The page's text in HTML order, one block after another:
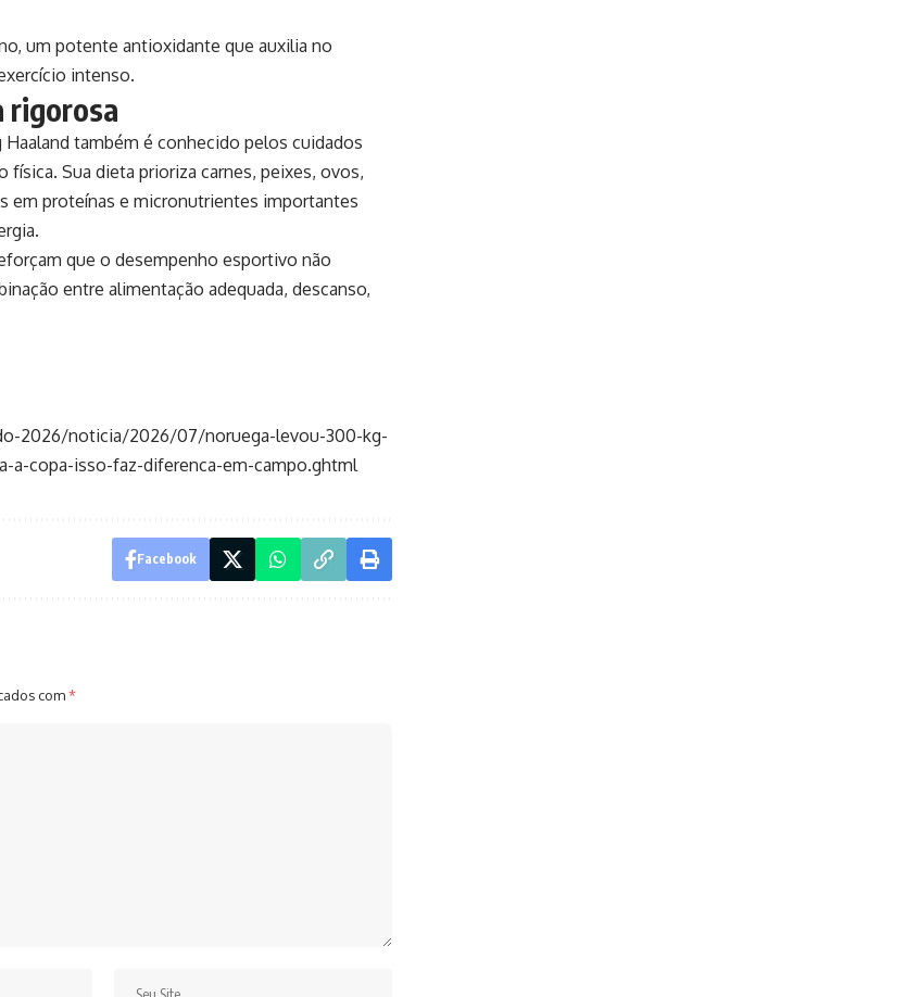
um potente antioxidante que auxilia no
intenso.
rigorosa
também é conhecido pelos cuidados
Sua dieta prioriza carnes, peixes, ovos,
em proteínas e micronutrientes importantes
que o desempenho esportivo não
entre alimentação adequada, descanso,
2026/noticia/2026/07/noruega-levou-300-kg-
a-copa-isso-faz-diferenca-em-campo.ghtml
Facebook
com*